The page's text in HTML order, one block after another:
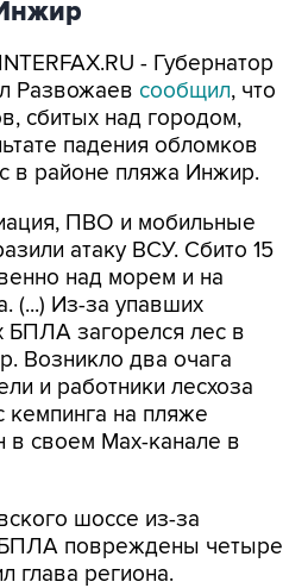
- Губернатор
Развожаев сообщил, что
сбитых над городом,
падения обломков
в районе пляжа Инжир.
ПВО и мобильные
атаку ВСУ. Сбито 15
над морем и на
(...) Из-за упавших
БПЛА загорелся лес в
Возникло два очага
и работники лесхоза
кемпинга на пляже
в своем Мах-канале в
шоссе из-за
повреждены четыре
глава региона.